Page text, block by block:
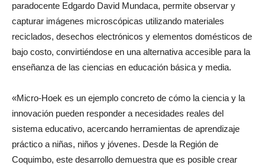
paradocente Edgardo David Mundaca, permite observar y
capturar imágenes microscópicas utilizando materiales
reciclados, desechos electrónicos y elementos domésticos de
bajo costo, convirtiéndose en una alternativa accesible para la
enseñanza de las ciencias en educación básica y media.
«Micro-Hoek es un ejemplo concreto de cómo la ciencia y la
innovación pueden responder a necesidades reales del
sistema educativo, acercando herramientas de aprendizaje
práctico a niñas, niños y jóvenes. Desde la Región de
Coquimbo, este desarrollo demuestra que es posible crear